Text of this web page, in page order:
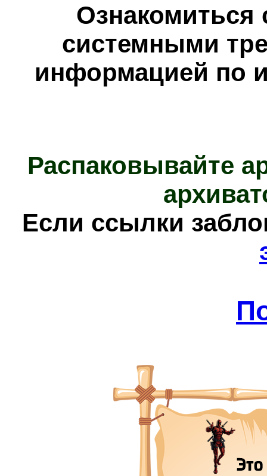
Ознакомиться
системными
информацией по
Распаковывайте
Если ссылки